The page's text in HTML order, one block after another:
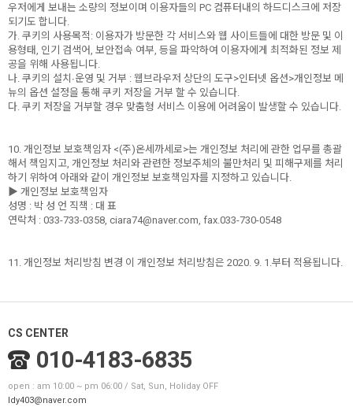
우저에게 보내는 소량의 정보이며 이용자들의 PC 컴퓨터내의 하드디스크에 저장
되기도 합니다.
가. 쿠키의 사용목적: 이용자가 방문한 각 서비스와 웹 사이트들에 대한 방문 및 이
용형태, 인기 검색어, 보안접속 여부, 등을 파악하여 이용자에게 최적화된 정보 제
공을 위해 사용됩니다.
나. 쿠키의 설치∙운영 및 거부 : 웹브라우저 상단의 도구>인터넷 옵션>개인정보 메
뉴의 옵션 설정을 통해 쿠키 저장을 거부 할 수 있습니다.
다. 쿠키 저장을 거부할 경우 맞춤형 서비스 이용에 어려움이 발생할 수 있습니다.
10. 개인정보 보호책임자 <(주)온세까세로>는 개인정보 처리에 관한 업무를 총괄
해서 책임지고, 개인정보 처리와 관련한 정보주체의 불만처리 및 피해구제를 처리
하기 위하여 아래와 같이 개인정보 보호책임자를 지정하고 있습니다.
▶ 개인정보 보호책임자
성명 : 박 성 언 직책 : 대 표
연락처 : 033-733-0358, ciara74@naver.com, fax.033-730-0548
11. 개인정보 처리방침 변경 이 개인정보 처리방침은 2020. 9. 1.부터 적용됩니다.
CS CENTER
010-4183-6835
open : am 10:00 ~ pm 06:00 / Sat, Sun, Holiday OFF
ldy403@naver.com